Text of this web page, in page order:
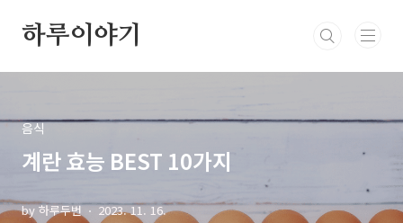
하루이야기
음식
계란 효능 BEST 10가지
by 하루두번 2023. 11. 16.